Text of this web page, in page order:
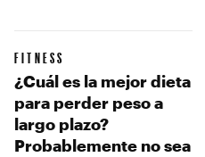
FITNESS
¿Cuál es la mejor dieta
para perder peso a
largo plazo?
Probablemente no sea